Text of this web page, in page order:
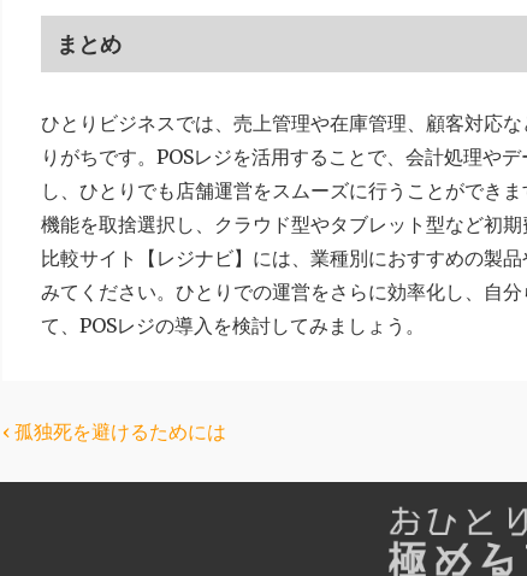
まとめ
ひとりビジネスでは、売上管理や在庫管理、顧客対応
りがちです。POSレジを活用することで、会計処理や
し、ひとりでも店舗運営をスムーズに行うことができ
機能を取捨選択し、クラウド型やタブレット型など初
比較サイト【レジナビ】には、業種別におすすめの製
みてください。ひとりでの運営をさらに効率化し、自
て、POSレジの導入を検討してみましょう。
投
稿
前
‹ 孤独死を避けるためには